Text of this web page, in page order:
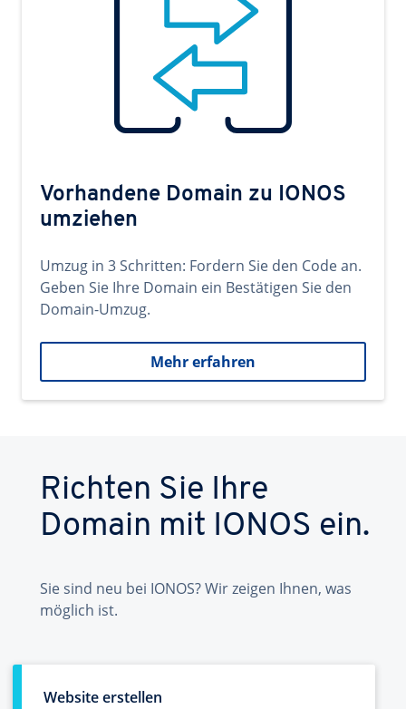
Vorhandene Domain zu IONOS
umziehen
Umzug in 3 Schritten: Fordern Sie den Code an.
Geben Sie Ihre Domain ein Bestätigen Sie den
Domain-Umzug.
Mehr erfahren
Richten Sie Ihre
Domain mit IONOS ein.
Sie sind neu bei IONOS? Wir zeigen Ihnen, was
möglich ist.
Website erstellen